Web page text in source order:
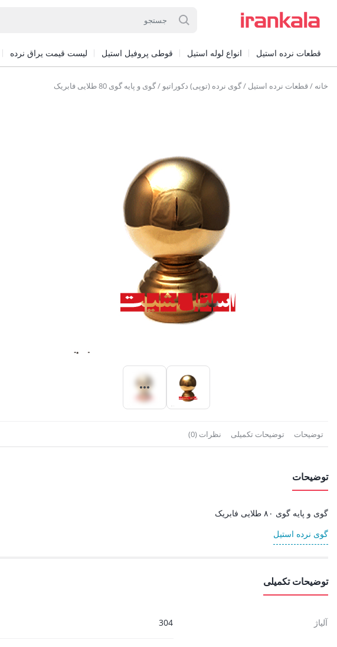
قطعات نرده استیل انواع لوله استیل قوطی پروفیل استیل لیست قیمت یراق نرده
خانه /قطعات نرده استیل /گوی نرده (توپی) دکوراتیو / گوی و پایه گوی 80 طلایی فابریک
توضیحات توضیحات تکمیلی نظرات (0)
توضیحات
گوی و پایه گوی ۸۰ طلایی فابریک
گوی نرده استیل
توضیحات تکمیلی
آلیاژ 304